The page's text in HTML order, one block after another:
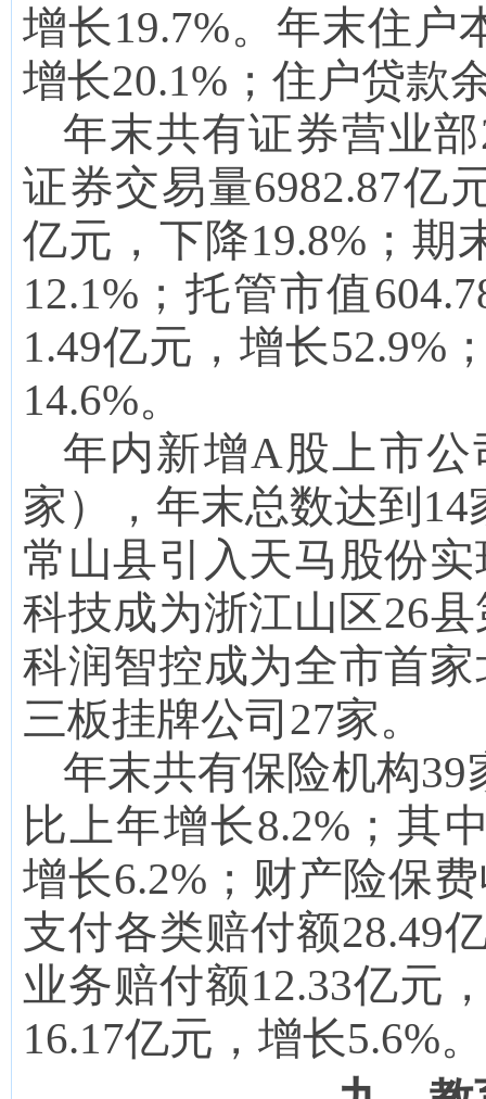
增长19.7%。年末住户
增长20.1%；住户贷款
年末共有证券营业部
证券交易量6982.87亿
亿元，下降19.8%；期
12.1%；托管市值
1.49亿元，增长52.9%
14.6%。
年内新增A股上市
家），年末总数达到
常山县引入天马股份
科技成为浙江山区26
科润智控成为全市首
三板挂牌公司27家。
年末共有保险机构39
比上年增长8.2%；其
增长6.2%；财产险保
支付各类赔付额28.49
业务赔付额12.33亿元
16.17亿元，增长5.6%。